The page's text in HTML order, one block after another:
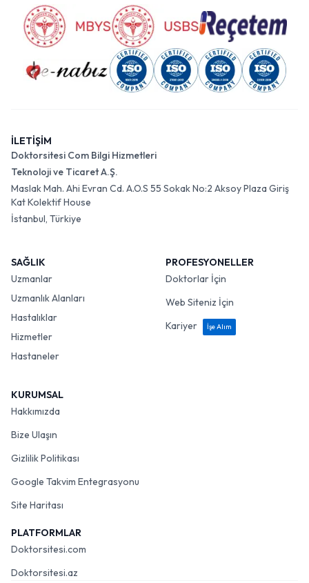
İLETİŞİM
Doktorsitesi Com Bilgi Hizmetleri
Teknoloji ve Ticaret A.Ş.
Maslak Mah. Ahi Evran Cd. A.O.S 55 Sokak No:2 Aksoy Plaza Giriş
Kat Kolektif House
İstanbul, Türkiye
SAĞLIK
Uzmanlar
Uzmanlık Alanları
Hastalıklar
Hizmetler
Hastaneler
PROFESYONELLER
Doktorlar İçin
Web Siteniz İçin
Kariyer
İşe Alım
KURUMSAL
Hakkımızda
Bize Ulaşın
Gizlilik Politikası
Google Takvim Entegrasyonu
Site Haritası
PLATFORMLAR
Doktorsitesi.com
Doktorsitesi.az